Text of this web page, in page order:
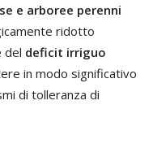
e arboree perenni
ridotto
del deficit irriguo
in modo significativo
di tolleranza di